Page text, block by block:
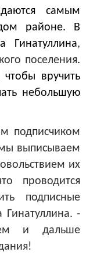
самым
районе. В
Гинатуллина,
поселения.
вручить
небольшую
подписчиком
выписываем
их
проводится
подписные
Гинатуллина. -
и дальше